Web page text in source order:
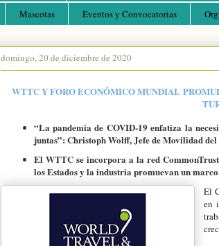
Mascotas Eventos y Convocatorias
domingo, 20 de diciembre de 2020
WTTC Y FORO ECONÓMICO MUNDIAL
“La pandemia de COVID-19 enfatiza la
juntas”: Christoph Wolff, Jefe de Movilidad
El WTTC se incorpora a la red
los Estados y la industria promuevan un
El
en